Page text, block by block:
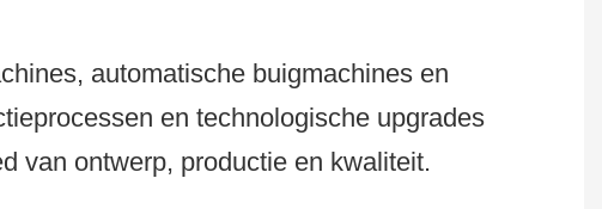
automatische buigmachines en
en technologische upgrades
van ontwerp, productie en kwaliteit.